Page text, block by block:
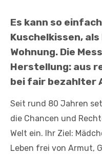
Es kann so
Kuschelkissen,
Wohnung. Die
Herstellung: aus
bei fair bezahlter
Seit rund 80 Jahren
die Chancen und
Welt ein. Ihr Ziel:
Leben frei von Armut,